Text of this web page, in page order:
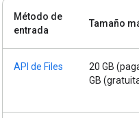
Método de
entrada
Tamaño
API de Files
20 GB
GB